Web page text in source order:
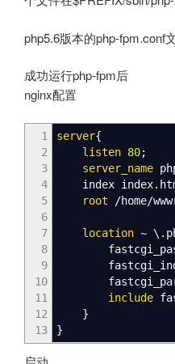
php5.6版本的php-fpm.conf
成功运行php-fpm后
nginx配置
1
2
3
4
5
6
7
8
9
10
11
12
13
server{
listen 80;
server_name
index index
root /home/
location ~
include
}
}